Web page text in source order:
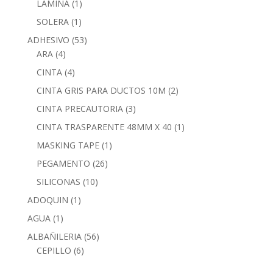
LAMINA (1)
SOLERA (1)
ADHESIVO (53)
ARA (4)
CINTA (4)
CINTA GRIS PARA DUCTOS 10M (2)
CINTA PRECAUTORIA (3)
CINTA TRASPARENTE 48MM X 40 (1)
MASKING TAPE (1)
PEGAMENTO (26)
SILICONAS (10)
ADOQUIN (1)
AGUA (1)
ALBAÑILERIA (56)
CEPILLO (6)